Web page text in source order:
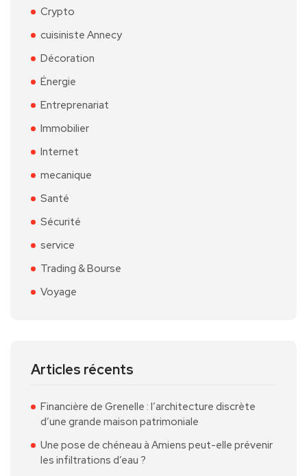
Crypto
cuisiniste Annecy
Décoration
Énergie
Entreprenariat
Immobilier
Internet
mecanique
Santé
Sécurité
service
Trading & Bourse
Voyage
Articles récents
Financière de Grenelle : l’architecture discrète
d’une grande maison patrimoniale
Une pose de chéneau à Amiens peut-elle prévenir
les infiltrations d’eau ?